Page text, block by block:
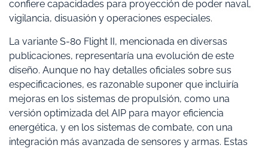
confiere capacidades para proyección de poder naval,
vigilancia, disuasión y operaciones especiales.
La variante S-80 Flight II, mencionada en diversas
publicaciones, representaría una evolución de este
diseño. Aunque no hay detalles oficiales sobre sus
especificaciones, es razonable suponer que incluiría
mejoras en los sistemas de propulsión, como una
versión optimizada del AIP para mayor eficiencia
energética, y en los sistemas de combate, con una
integración más avanzada de sensores y armas. Estas